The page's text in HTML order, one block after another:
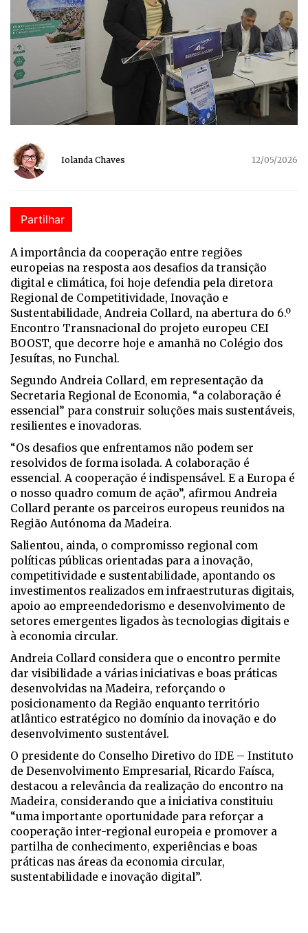
Iolanda Chaves 12/05/2026
Partilhar
A importância da cooperação entre regiões
europeias na resposta aos desafios da transição
digital e climática, foi hoje defendia pela diretora
Regional de Competitividade, Inovação e
Sustentabilidade, Andreia Collard, na abertura do 6.º
Encontro Transnacional do projeto europeu CEI
BOOST, que decorre hoje e amanhã no Colégio dos
Jesuítas, no Funchal.
Segundo Andreia Collard, em representação da
Secretaria Regional de Economia, “a colaboração é
essencial” para construir soluções mais sustentáveis,
resilientes e inovadoras.
“Os desafios que enfrentamos não podem ser
resolvidos de forma isolada. A colaboração é
essencial. A cooperação é indispensável. E a Europa é
o nosso quadro comum de ação”, afirmou Andreia
Collard perante os parceiros europeus reunidos na
Região Autónoma da Madeira.
Salientou, ainda, o compromisso regional com
políticas públicas orientadas para a inovação,
competitividade e sustentabilidade, apontando os
investimentos realizados em infraestruturas digitais,
apoio ao empreendedorismo e desenvolvimento de
setores emergentes ligados às tecnologias digitais e
à economia circular.
Andreia Collard considera que o encontro permite
dar visibilidade a várias iniciativas e boas práticas
desenvolvidas na Madeira, reforçando o
posicionamento da Região enquanto território
atlântico estratégico no domínio da inovação e do
desenvolvimento sustentável.
O presidente do Conselho Diretivo do IDE – Instituto
de Desenvolvimento Empresarial, Ricardo Faísca,
destacou a relevância da realização do encontro na
Madeira, considerando que a iniciativa constituiu
“uma importante oportunidade para reforçar a
cooperação inter-regional europeia e promover a
partilha de conhecimento, experiências e boas
práticas nas áreas da economia circular,
sustentabilidade e inovação digital”.